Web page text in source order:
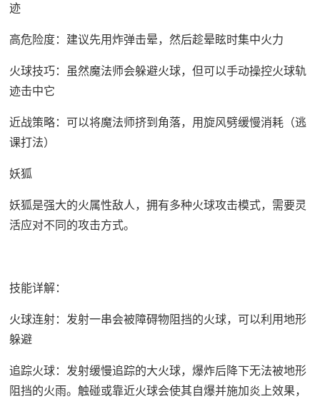
迹
高危险度：建议先用炸弹击晕，然后趁晕眩时集中火力
火球技巧：虽然魔法师会躲避火球，但可以手动操控火球轨
迹击中它
近战策略：可以将魔法师挤到角落，用旋风劈缓慢消耗（逃
课打法）
妖狐
妖狐是强大的火属性敌人，拥有多种火球攻击模式，需要灵
活应对不同的攻击方式。
技能详解：
火球连射：发射一串会被障碍物阻挡的火球，可以利用地形
躲避
追踪火球：发射缓慢追踪的大火球，爆炸后降下无法被地形
阻挡的火雨。触碰或靠近火球会使其自爆并施加炎上效果，